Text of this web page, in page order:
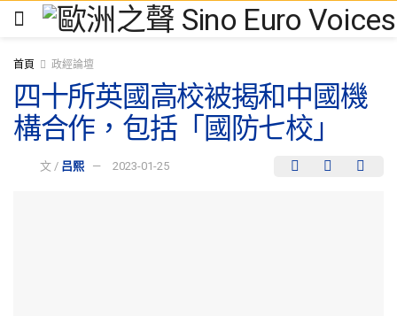
首頁 政經論壇
四十所英國高校被揭和中國機
構合作，包括「國防七校」
文 / 吕熙 2023-01-25